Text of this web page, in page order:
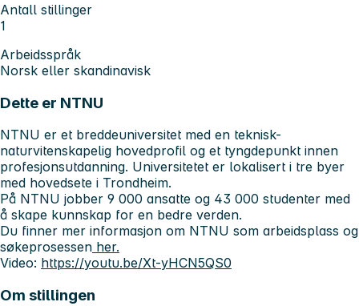
Antall stillinger
1
Arbeidsspråk
Norsk eller skandinavisk
Dette er NTNU
NTNU er et breddeuniversitet med en teknisk-
naturvitenskapelig hovedprofil og et tyngdepunkt innen
profesjonsutdanning. Universitetet er lokalisert i tre byer
med hovedsete i Trondheim.
På NTNU jobber 9 000 ansatte og 43 000 studenter med
å skape kunnskap for en bedre verden.
Du finner mer informasjon om NTNU som arbeidsplass og
søkeprosessen her.
Video: https://youtu.be/Xt-yHCN5QS0
Om stillingen